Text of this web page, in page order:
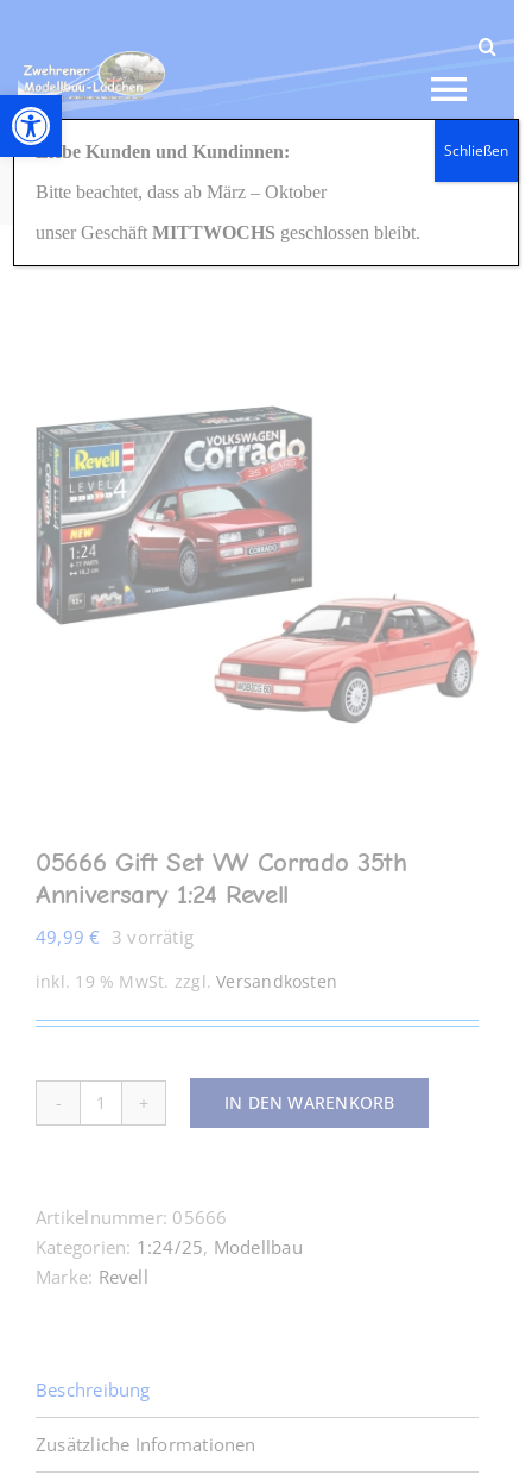
Werkzeugleiste öffnen
springen
HOME
GESCHENKIDEEN
KONTAKT
MEIN KONTO
Startseite 1:24/25 Modellbau
05666 Gift Set VW Corrado 35th Anniversary 1:24
05666 Gift Set VW Corrado 35th
Anniversary 1:24 Revell
49,99€ 3 vorrätig
inkl. 19 % MwSt. zzgl.Versandkosten
05666
Menge
IN DEN WARENKORB
Artikelnummer: 05666
Kategorien: 1:24/25, Modellbau
Marke: Revell
Beschreibung
Zusätzliche Informationen
Liebe Kunden und Kundinnen:
Bitte beachtet, dass ab März – Oktober
unser GeschäftMITTWOCHS geschlossen bleibt.
Schließen